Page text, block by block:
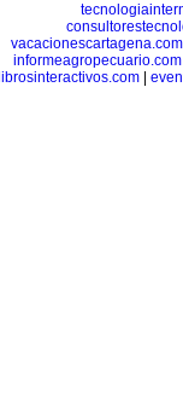
vacacionescartagena.com
informeagropecuario.com|
librosinteractivos.com|